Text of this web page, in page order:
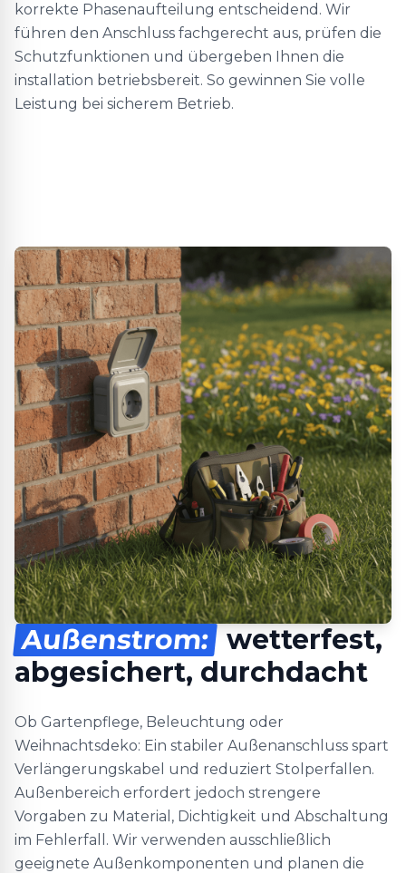
korrekte Phasenaufteilung entscheidend. Wir
führen den Anschluss fachgerecht aus, prüfen die
Schutzfunktionen und übergeben Ihnen die
installation betriebsbereit. So gewinnen Sie volle
Leistung bei sicherem Betrieb.
Außenstrom: wetterfest,
abgesichert, durchdacht
Ob Gartenpflege, Beleuchtung oder
Weihnachtsdeko: Ein stabiler Außenanschluss spart
Verlängerungskabel und reduziert Stolperfallen.
Außenbereich erfordert jedoch strengere
Vorgaben zu Material, Dichtigkeit und Abschaltung
im Fehlerfall. Wir verwenden ausschließlich
geeignete Außenkomponenten und planen die